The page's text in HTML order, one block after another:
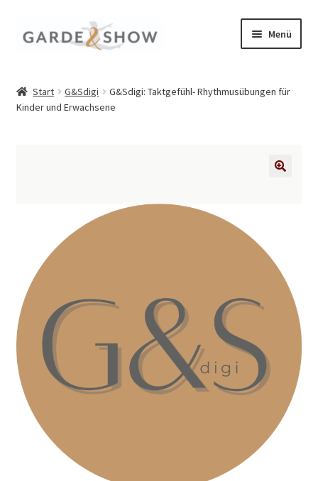
Navigation
Inhalt
Menü
G&Sdigi
Kundenkonto
Start G&Sdigi
G&Sdigi: Taktgefühl- Rhythmusübungen für
Kinder und Erwachsene